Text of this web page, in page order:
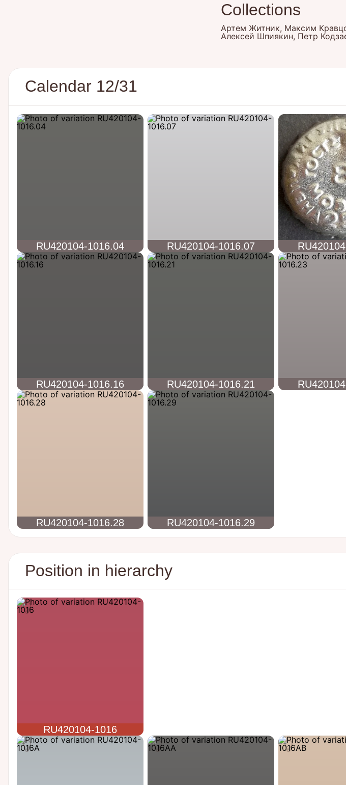
Collections
Артем Житник, Максим
Алексей Шпиякин, Петр
Calendar 12/31
RU420104-1016.04 RU420104-1016.07
RU420104-1016.16 RU420104-1016.21
RU420104-1016.28 RU420104-1016.29
Position in hierarchy
RU420104-1016